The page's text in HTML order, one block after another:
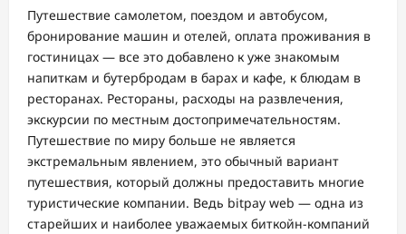
Путешествие самолетом, поездом и автобусом,
бронирование машин и отелей, оплата проживания в
гостиницах — все это добавлено к уже знакомым
напиткам и бутербродам в барах и кафе, к блюдам в
ресторанах. Рестораны, расходы на развлечения,
экскурсии по местным достопримечательностям.
Путешествие по миру больше не является
экстремальным явлением, это обычный вариант
путешествия, который должны предоставить многие
туристические компании. Ведь bitpay web — одна из
старейших и наиболее уважаемых биткойн-компаний